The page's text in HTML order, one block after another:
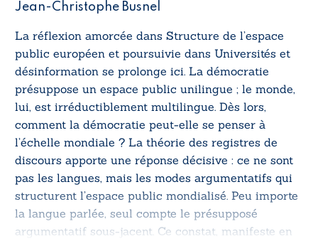
Jean-Christophe Busnel
La réflexion amorcée dans Structure de l’espace
public européen et poursuivie dans Universités et
désinformation se prolonge ici. La démocratie
présuppose un espace public unilingue ; le monde,
lui, est irréductiblement multilingue. Dès lors,
comment la démocratie peut-elle se penser à
l’échelle mondiale ? La théorie des registres de
discours apporte une réponse décisive : ce ne sont
pas les langues, mais les modes argumentatifs qui
structurent l’espace public mondialisé. Peu importe
la langue parlée, seul compte le présupposé
argumentatif sous-jacent. Ce constat, manifeste en